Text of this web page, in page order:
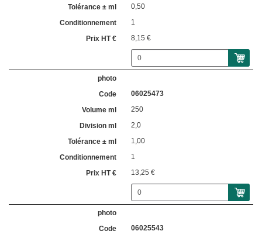
0,50
1
8,15 €
06025473
250
2,0
1,00
1
13,25 €
06025543